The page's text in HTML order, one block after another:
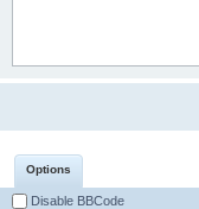
Options
Disable BBCode